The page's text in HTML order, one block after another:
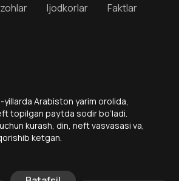
Ijodkorlar Faktlar
Arabiston yarim orolida,
topilgan paytda sodir bo‘ladi.
kurash, din, neft vasvasasi va,
ketgan.